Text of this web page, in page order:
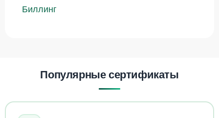
Биллинг
Популярные сертификаты